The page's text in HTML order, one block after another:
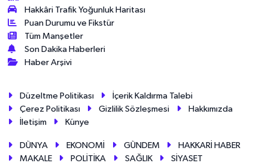
Hakkâri Trafik Yoğunluk Haritası
Puan Durumu ve Fikstür
Tüm Manşetler
Son Dakika Haberleri
Haber Arşivi
Düzeltme Politikası
İçerik Kaldırma Talebi
Çerez Politikası
Gizlilik Sözleşmesi
Hakkımızda
İletişim
Künye
DÜNYA EKONOMİ GÜNDEM
HAKKARİ HABER
MAKALE
POLİTİKA SAĞLIK
SİYASET